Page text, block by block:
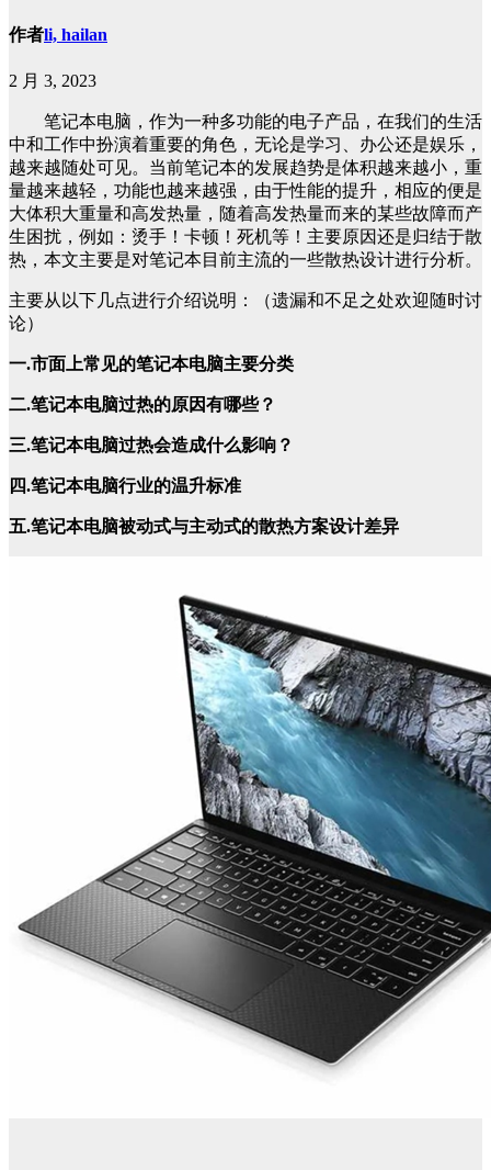
作者li, hailan
2 月 3, 2023
笔记本电脑，作为一种多功能的电子产品，在我们的生活
中和工作中扮演着重要的角色，无论是学习、办公还是娱乐，
越来越随处可见。当前笔记本的发展趋势是体积越来越小，重
量越来越轻，功能也越来越强，由于性能的提升，相应的便是
大体积大重量和高发热量，随着高发热量而来的某些故障而产
生困扰，例如：烫手！卡顿！死机等！主要原因还是归结于散
热，本文主要是对笔记本目前主流的一些散热设计进行分析。
主要从以下几点进行介绍说明：（遗漏和不足之处欢迎随时讨
论）
一.市面上常见的笔记本电脑主要分类
二.笔记本电脑过热的原因有哪些？
三.笔记本电脑过热会造成什么影响？
四.笔记本电脑行业的温升标准
五.笔记本电脑被动式与主动式的散热方案设计差异